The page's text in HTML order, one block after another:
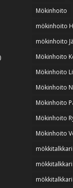
Mökinhoito
mökinhoito
mökinhoito
Mökinhoito
Mökinhoito
Mökinhoito
Mökinhoito
Mökinhoito
Mökinhoito